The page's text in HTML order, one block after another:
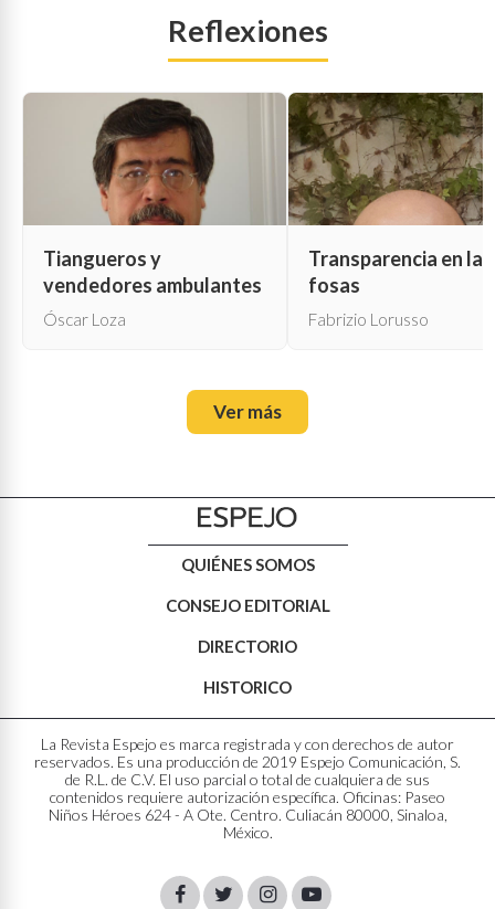
Reflexiones
Tiangueros y
vendedores ambulantes
Óscar Loza
Transparencia en las
fosas
Fabrizio Lorusso
Ver más
QUIÉNES SOMOS
CONSEJO EDITORIAL
DIRECTORIO
HISTORICO
La Revista Espejo es marca registrada y con derechos de autor
reservados. Es una producción de 2019 Espejo Comunicación, S.
de R.L. de C.V. El uso parcial o total de cualquiera de sus
contenidos requiere autorización específica. Oficinas: Paseo
Niños Héroes 624 - A Ote. Centro. Culiacán 80000, Sinaloa,
México.
FacebookTwitterInstagram
Youtube